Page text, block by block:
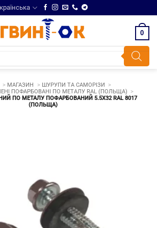
0
МАГАЗИН
ШУРУПИ ТА САМОРІЗИ
ПОФАРБОВАНІ ПО МЕТАЛУ RAL (ПОЛЬЩА)
ПО МЕТАЛУ ПОФАРБОВАНИЙ 5.5Х32 RAL 8017
(ПОЛЬЩА)